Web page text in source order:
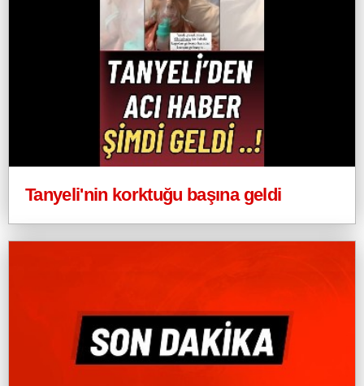
Tanyeli'nin korktuğu başına geldi